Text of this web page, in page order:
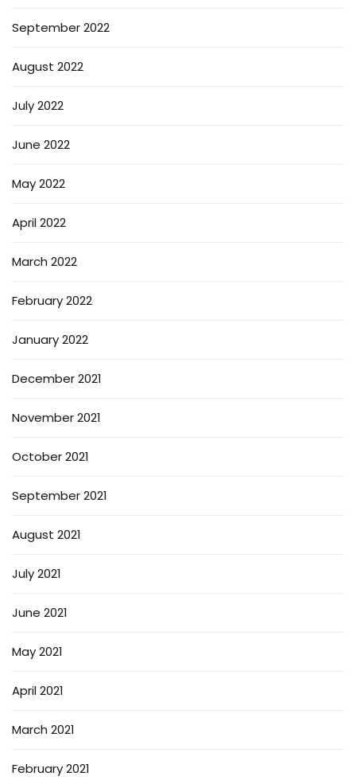
September 2022
August 2022
July 2022
June 2022
May 2022
April 2022
March 2022
February 2022
January 2022
December 2021
November 2021
October 2021
September 2021
August 2021
July 2021
June 2021
May 2021
April 2021
March 2021
February 2021